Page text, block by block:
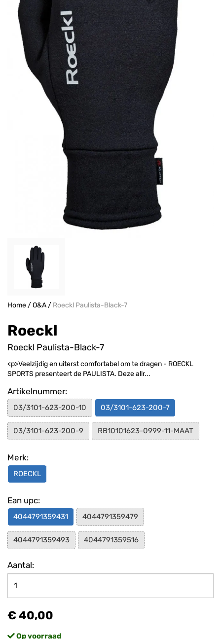
Home/O&A/ Roeckl Paulista-Black-7
Roeckl
Roeckl Paulista-Black-7
<p>Veelzijdig en uiterst comfortabel om te dragen - ROECKL
SPORTS presenteert de PAULISTA. Deze allr...
Artikelnummer:
03/3101-623-200-10 03/3101-623-200-7
03/3101-623-200-9 RB10101623-0999-11-MAAT
Merk:
ROECKL
Ean upc:
4044791359431 4044791359479
4044791359493 4044791359516
Aantal:
€ 40,00
Op voorraad